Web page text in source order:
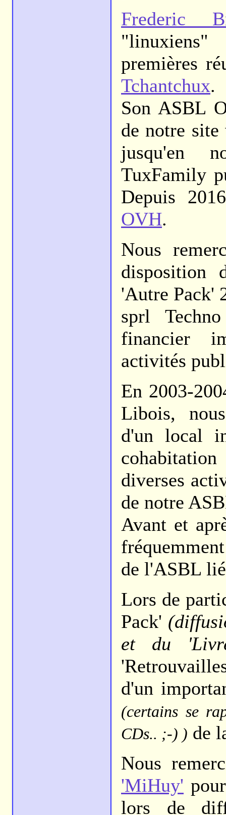
Frederic
premières
Tchantchux.
Son ASBL
de notre
jusqu'en
TuxFamily
Depuis
OVH.
Nous
disposition
'Autre Pack'
sprl
financier
activités
En 2003-
Libois,
d'un local
diverses
de notre
Avant et
de l'ASBL
Lors de
Pack'
et du
d'un
(certains se
CDs.. ;-) ) de
Nous
'MiHuy'
lors de